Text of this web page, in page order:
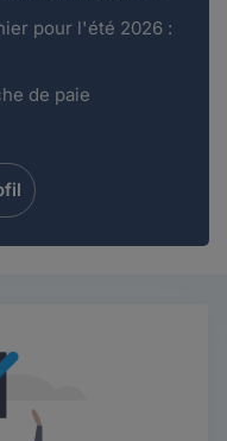
pour l'été 2026 :
de paie